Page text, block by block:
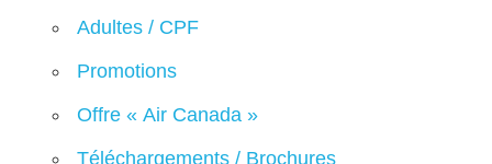
Adultes / CPF
Promotions
Offre « Air Canada »
Téléchargements / Brochures